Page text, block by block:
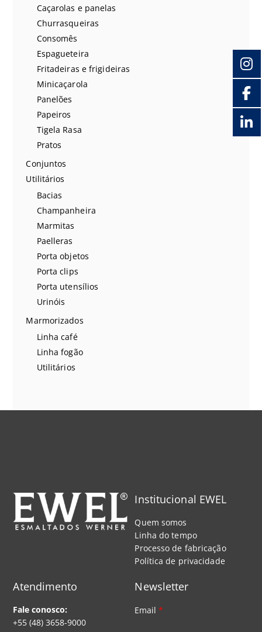
Caçarolas e panelas
Churrasqueiras
Consomês
Espagueteira
Fritadeiras e frigideiras
Minicaçarola
Panelões
Papeiros
Tigela Rasa
Pratos
Conjuntos
Utilitários
Bacias
Champanheira
Marmitas
Paelleras
Porta objetos
Porta clips
Porta utensílios
Urinóis
Marmorizados
Linha café
Linha fogão
Utilitários
Institucional EWEL
Quem somos
Linha do tempo
Processo de fabricação
Política de privacidade
Atendimento
Fale conosco:
+55 (48) 3658-9000
Newsletter
Email*